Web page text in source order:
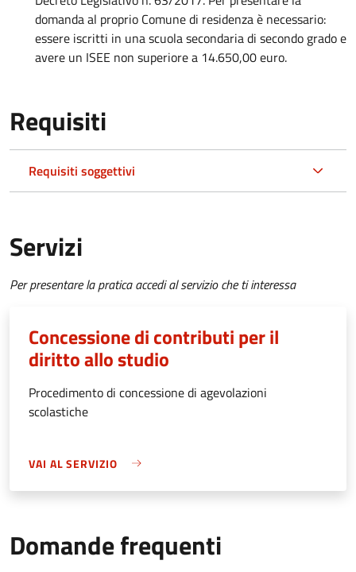
domanda al proprio Comune di residenza è necessario:
essere iscritti in una scuola secondaria di secondo grado e
avere un ISEE non superiore a 14.650,00 euro.
Requisiti
Requisiti soggettivi
Servizi
Per presentare la pratica accedi al servizio che ti interessa
Concessione di contributi per il
diritto allo studio
Procedimento di concessione di agevolazioni
scolastiche
VAI AL SERVIZIO
Domande frequenti